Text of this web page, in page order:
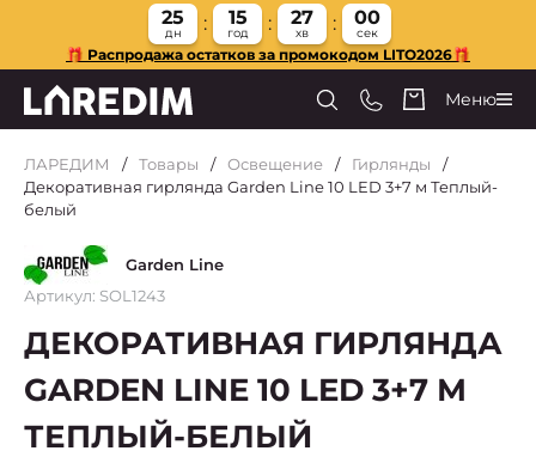
25
дн
15
год
26
хв
59
сек
🎁 Распродажа остатков за промокодом LITO2026🎁
Меню
ЛАРЕДИМ Товары Освещение
Гирлянды
Декоративная гирлянда Garden Line 10 LED 3+7 м Теплый-
белый
Garden Line
Артикул: SOL1243
ДЕКОРАТИВНАЯ ГИРЛЯНДА
GARDEN LINE 10 LED 3+7 М
ТЕПЛЫЙ-БЕЛЫЙ